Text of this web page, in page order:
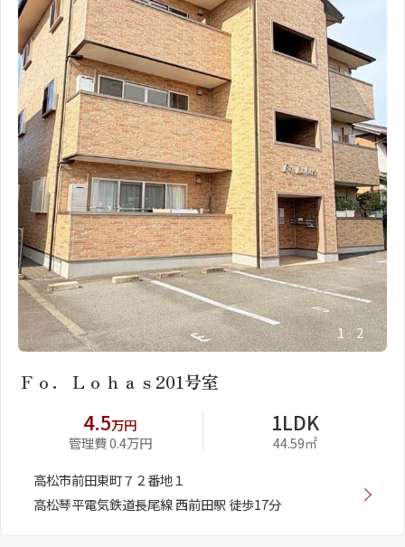
1 2
Ｆｏ．Ｌｏｈａｓ201号室
4.5万円
管理費 0.4万円
1LDK
44.59㎡
高松市前田東町７２番地１
高松琴平電気鉄道長尾線 西前田駅 徒歩17分